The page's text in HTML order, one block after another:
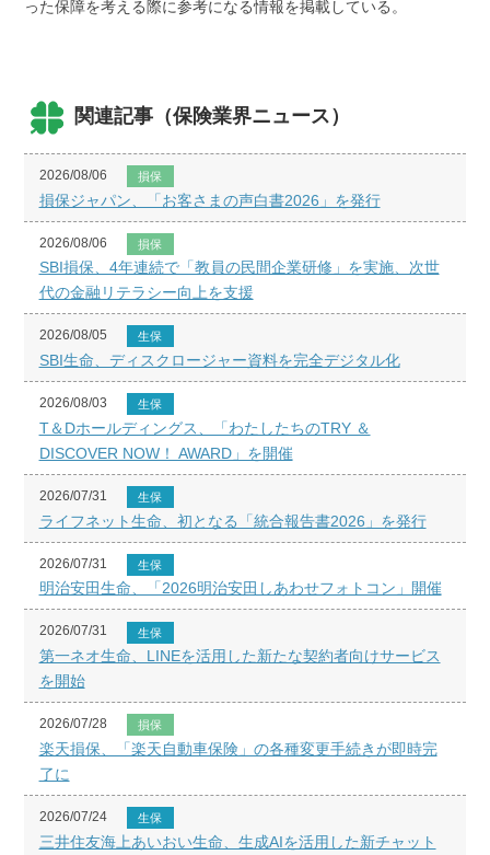
った保障を考える際に参考になる情報を掲載している。
関連記事（保険業界ニュース）
2026/08/06 損保
損保ジャパン、「お客さまの声白書2026」を発行
2026/08/06 損保
SBI損保、4年連続で「教員の民間企業研修」を実施、次世
代の金融リテラシー向上を支援
2026/08/05 生保
SBI生命、ディスクロージャー資料を完全デジタル化
2026/08/03 生保
T＆Dホールディングス、「わたしたちのTRY ＆
DISCOVER NOW！ AWARD」を開催
2026/07/31 生保
ライフネット生命、初となる「統合報告書2026」を発行
2026/07/31 生保
明治安田生命、「2026明治安田しあわせフォトコン」開催
2026/07/31 生保
第一ネオ生命、LINEを活用した新たな契約者向けサービス
を開始
2026/07/28 損保
楽天損保、「楽天自動車保険」の各種変更手続きが即時完
了に
2026/07/24 生保
三井住友海上あいおい生命、生成AIを活用した新チャット